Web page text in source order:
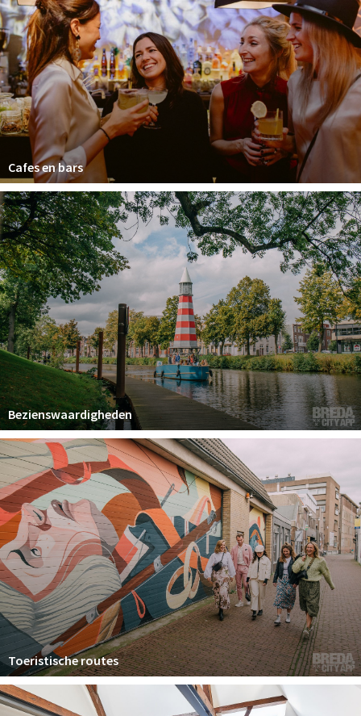
Baroniepoorten
Sport
Privacy
Inloggen
Cafes en bars
Bezienswaardigheden
Toeristische routes